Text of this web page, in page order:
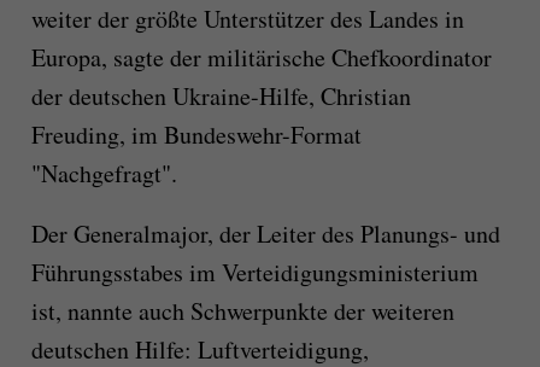
weiter der größte Unterstützer des Landes in
Europa, sagte der militärische Chefkoordinator
der deutschen Ukraine-Hilfe, Christian
Freuding, im Bundeswehr-Format
"Nachgefragt".
Der Generalmajor, der Leiter des Planungs- und
Führungsstabes im Verteidigungsministerium
ist, nannte auch Schwerpunkte der weiteren
deutschen Hilfe: Luftverteidigung,